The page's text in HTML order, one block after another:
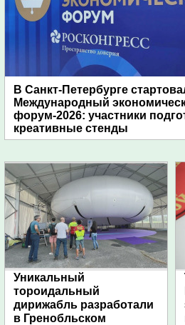
В Санкт-Петербурге
Международный
форум-2026: участники
креативные стенды
Уникальный
тороидальный
дирижабль разработали
в Гренобльском